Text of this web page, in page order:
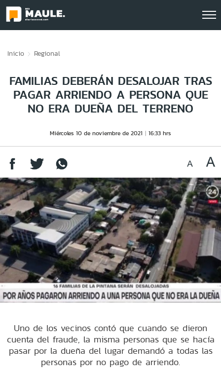
Inicio Regional
FAMILIAS DEBERÁN DESALOJAR TRAS
PAGAR ARRIENDO A PERSONA QUE
NO ERA DUEÑA DEL TERRENO
Miércoles 10 de noviembre de 2021 16:33 hrs
Uno de los vecinos contó que cuando se dieron
cuenta del fraude, la misma personas que se hacía
pasar por la dueña del lugar demandó a todas las
personas por no pago de arriendo.